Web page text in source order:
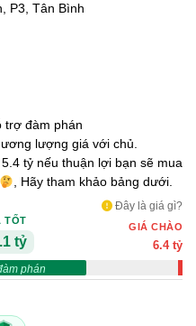
P3, Tân Bình
trợ đàm phán
lượng giá với chủ.
tỷ nếu thuận lợi bạn sẽ mua
, Hãy tham khảo bảng dưới.
Đây là giá gì?
TỐT
tỷ
phán
GIÁ CHÀO
6.4 tỷ